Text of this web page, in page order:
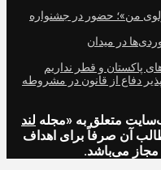
من»؛ حضور در جشنواره
در میدان
پاکستان و قطر نداریم
دفاع از قانون در مشروطه
متعلق به «مجله لند
آن صرفاً برای اهداف
مجاز می‌باشد.